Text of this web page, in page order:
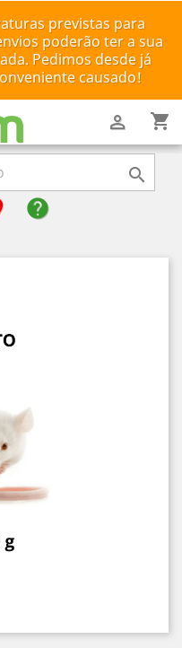
previstas para
poderão ter a sua
Pedimos desde já
causado!
shopping_cart


reply-text
help